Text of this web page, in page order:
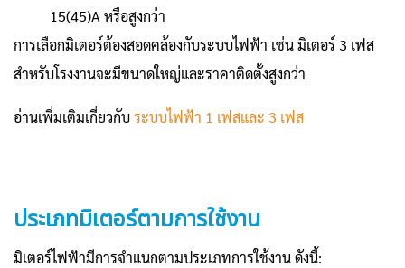
15(45)A หรือสูงกว่า
การเลือกมิเตอร์ต้องสอดคล้องกับระบบไฟฟ้า เช่น มิเตอร์ 3 เฟส
สำหรับโรงงานจะมีขนาดใหญ่และราคาติดตั้งสูงกว่า
อ่านเพิ่มเติมเกี่ยวกับระบบไฟฟ้า 1 เฟสและ 3 เฟส
ประเภทมิเตอร์ตามการใช้งาน
มิเตอร์ไฟฟ้ามีการจำแนกตามประเภทการใช้งาน ดังนี้: